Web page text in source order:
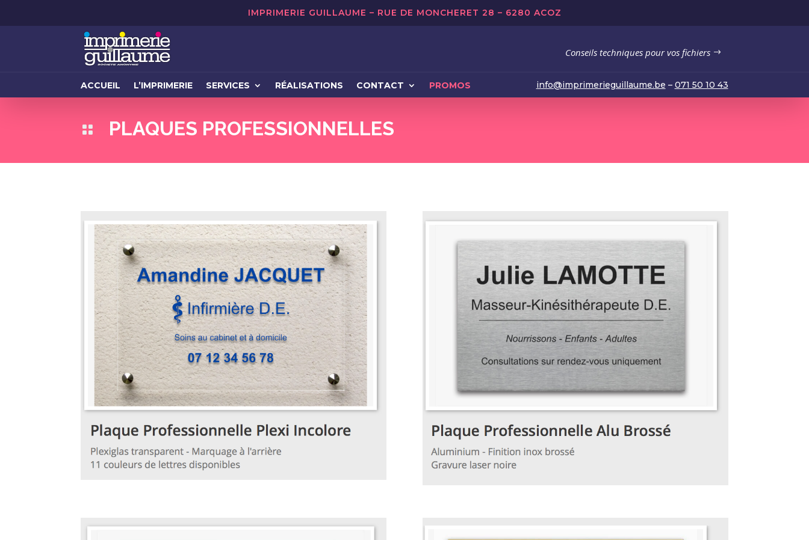
IMPRIMERIE GUILLAUME – RUE DE MONCHERET 28 – 6280 ACOZ
Conseils techniques pour vos fichiers
ACCUEIL L’IMPRIMERIE SERVICES RÉALISATIONS CONTACT PROMOS info@imprimerieguillaume.be – 071 50 10 43
 PLAQUES PROFESSIONNELLES